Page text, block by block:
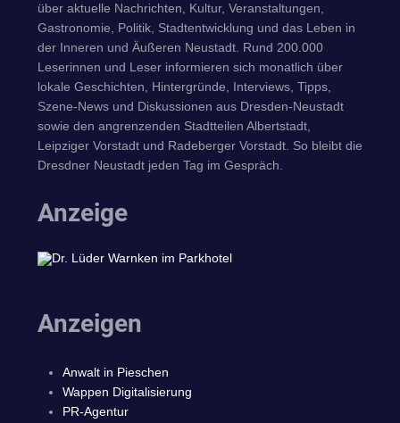
über aktuelle Nachrichten, Kultur, Veranstaltungen,
Gastronomie, Politik, Stadtentwicklung und das Leben in
der Inneren und Äußeren Neustadt. Rund 200.000
Leserinnen und Leser informieren sich monatlich über
lokale Geschichten, Hintergründe, Interviews, Tipps,
Szene-News und Diskussionen aus Dresden-Neustadt
sowie den angrenzenden Stadtteilen Albertstadt,
Leipziger Vorstadt und Radeberger Vorstadt. So bleibt die
Dresdner Neustadt jeden Tag im Gespräch.
Anzeige
Anzeigen
Anwalt in Pieschen
Wappen Digitalisierung
PR-Agentur